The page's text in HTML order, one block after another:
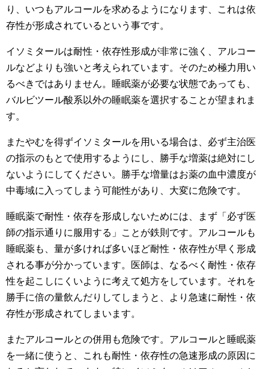
り、いつもアルコールを求めるようになります、これは依
存性が形成されているという事です。
イソミタールは耐性・依存性形成が非常に強く、アルコー
ルなどよりも強いと考えられています。そのため極力用い
るべきではありません。睡眠薬が必要な状態であっても、
バルビツール酸系以外の睡眠薬を選択することが望まれま
す。
またやむを得ずイソミタールを用いる場合は、必ず主治医
の指示のもとで使用するようにし、勝手な増薬は絶対にし
ないようにしてください。勝手な増量はお薬の血中濃度が
中毒域に入ってしまう可能性があり、大変に危険です。
睡眠薬で耐性・依存を形成しないためには、まず「必ず医
師の指示通りに服用する」ことが鉄則です。アルコールも
睡眠薬も、量が多ければ多いほど耐性・依存性が早く形成
される事が分かっています。医師は、なるべく耐性・依存
性を起こしにくいように考えて処方をしています。それを
勝手に倍の量飲んだりしてしまうと、より急速に耐性・依
存性が形成されてしまいます。
またアルコールとの併用も危険です。アルコールと睡眠薬
を一緒に使うと、これも耐性・依存性の急速形成の原因に